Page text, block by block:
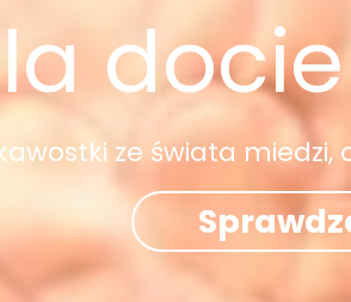
ze świata